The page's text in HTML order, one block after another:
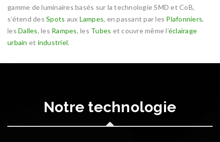
gamme de luminaires basés sur la technologie SMD et CoB,
s’étend des Spots aux Lampes, en passant par les Plafonniers,
les Dalles, les Rampes, les Tubes et couvre même l’éclairage
urbain et industriel.
Notre technologie